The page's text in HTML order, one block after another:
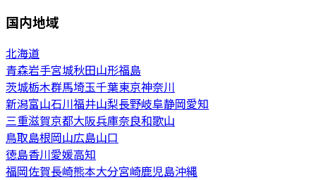
国内地域
北海道
青森岩手宮城秋田山形福島
茨城栃木群馬埼玉千葉東京神奈川
新潟富山石川福井山梨長野岐阜静岡愛知
三重滋賀京都大阪兵庫奈良和歌山
鳥取島根岡山広島山口
徳島香川愛媛高知
福岡佐賀長崎熊本大分宮崎鹿児島沖縄